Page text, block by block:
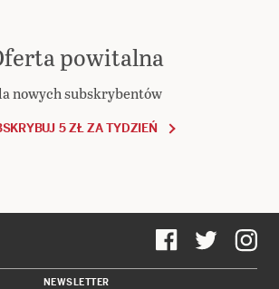
powitalna
nowych subskrybentów
5 ZŁ ZA TYDZIEŃ
NEWSLETTER